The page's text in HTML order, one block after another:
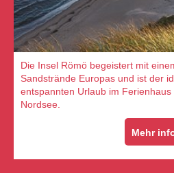
Die Insel Römö begeistert mit
Sandstrände Europas und ist der
entspannten Urlaub im
Nordsee.
Mehr